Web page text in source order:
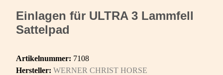
Einlagen für ULTRA 3 Lammfell
Sattelpad
Artikelnummer: 7108
Hersteller: WERNER CHRIST HORSE